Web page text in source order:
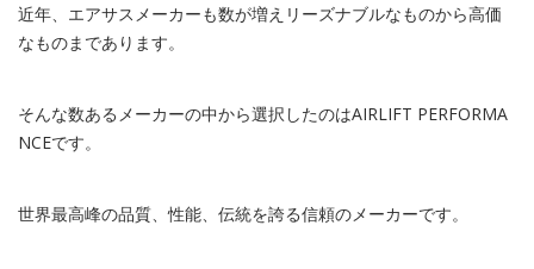
近年、エアサスメーカーも数が増えリーズナブルなものから高価
なものまであります。
そんな数あるメーカーの中から選択したのはAIRLIFT PERFORMA
NCEです。
世界最高峰の品質、性能、伝統を誇る信頼のメーカーです。